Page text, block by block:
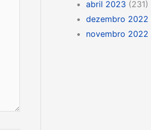
abril 2023 (231)
dezembro 2022
novembro 2022